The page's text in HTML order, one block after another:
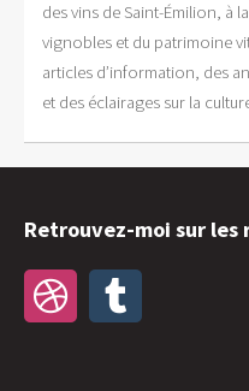
des vins de Saint-Émilion, à
vignobles et du patrimoine
articles d’information, des
et des éclairages sur la
Retrouvez-moi sur les